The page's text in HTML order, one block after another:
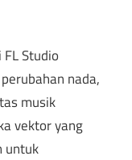
Studio
nada,
musik
vektor yang
untuk